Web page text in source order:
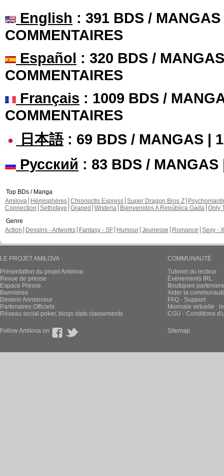
English : 391 BDS /
COMMENTAIRES
Español : 320 BDS /
COMMENTAIRES
Français : 1009 BDS /
COMMENTAIRES
日本語: 69 BDS / MANGAS |
Русский : 83 BDS / MANGAS
Top BDs / Manga
Amilova
Hémisphères Chronoctis Express Super Dragon Bros Z
Connection Sethxfaye Graped Wisteria Bienvenidos A República Gada Only
Genre
Action
Dessins - Artworks Fantasy - SF Humour Jeunesse Romance Sexy -
LE PROJET AMILOVA
Présentation du projet Amilova
Revue de presse
Espace Presse
Bannières
Devenir Annonceur
Partenaires Officiels
Réseau social poker, blogs stats classements
COMMUNAUTÉ
Tutoriel du lecteur
Évènements IRL
Boutiques
Aider la
FAQ - Support
Monnaie virtuelle :
CGU - Conditions
Follow Amilova on Sitemap